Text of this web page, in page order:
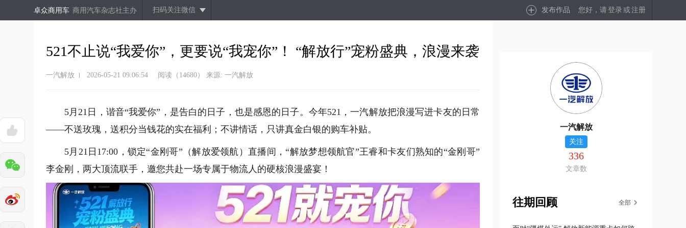
要
卓众商用车 商用汽车杂志社主办 扫码关注微信 发布作品 您好，请登录 或注册
521不止说“我爱你”，更要说“我宠你”！ “解放行”宠粉盛典，浪漫来袭
一汽解放 2026-05-21 09:06:54 阅读（14680） 来源: 一汽解放
5月21日，谐音“我爱你”，是告白的日子，也是感恩的日子。今年521，一汽解放把浪漫写进卡友的日常
——不送玫瑰，送积分当钱花的实在福利；不讲情话，只讲真金白银的购车补贴。
5月21日17:00，锁定“金刚哥”（解放爱领航）直播间，“解放梦想领航官”王睿和卡友们熟知的“金刚哥”
李金刚，两大顶流联手，邀您共赴一场专属于物流人的硬核浪漫盛宴！
一汽解放
关注
336
文章数
往期回顾 全部